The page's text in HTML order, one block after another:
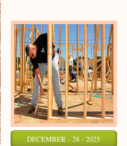
DECEMBER - 28 - 2025